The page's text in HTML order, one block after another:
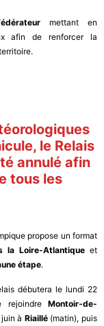
mettant en
afin de renforcer la
le Relais
annulé afin
tous les
propose un format
la Loire-Atlantiqueet
étape.
débutera le lundi 22
rejoindreMontoir-de-
à Riaillé(matin), puis